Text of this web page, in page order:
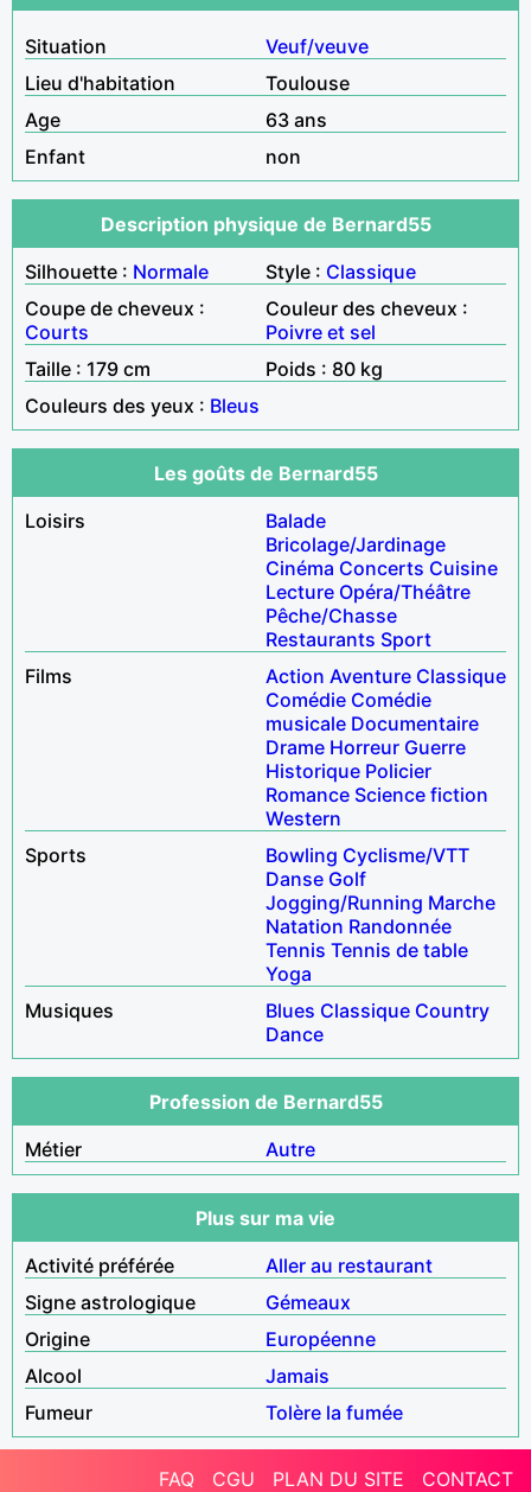
Situation
Veuf/veuve
Lieu d'habitation
Toulouse
Age
63 ans
Enfant
non
Description physique de Bernard55
Silhouette : Normale Style : Classique
Coupe de cheveux :
Courts
Couleur des cheveux :
Poivre et sel
Taille : 179 cm
Poids : 80 kg
Couleurs des yeux : Bleus
Les goûts de Bernard55
Loisirs
Balade
Bricolage/Jardinage
Cinéma Concerts Cuisine
Lecture Opéra/Théâtre
Pêche/Chasse
Restaurants Sport
Films
Action Aventure Classique
Comédie Comédie
musicale Documentaire
Drame Horreur Guerre
Historique Policier
Romance Science fiction
Western
Sports
Bowling Cyclisme/VTT
Danse Golf
Jogging/Running Marche
Natation Randonnée
Tennis Tennis de table
Yoga
Musiques
Blues Classique Country
Dance
Profession de Bernard55
Métier
Autre
Plus sur ma vie
Activité préférée
Aller au restaurant
Signe astrologique
Gémeaux
Origine
Européenne
Alcool
Jamais
Fumeur
Tolère la fumée
FAQ CGU PLAN DU SITE CONTACT